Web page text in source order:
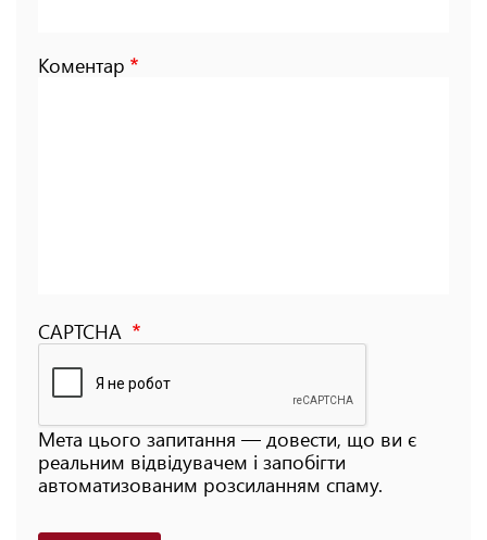
Коментар
CAPTCHA
Мета цього запитання — довести, що ви є
реальним відвідувачем і запобігти
автоматизованим розсиланням спаму.